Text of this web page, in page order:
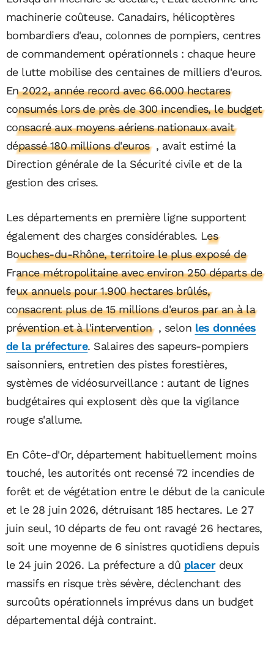
machinerie coûteuse. Canadairs, hélicoptères
bombardiers d'eau, colonnes de pompiers, centres
de commandement opérationnels : chaque heure
de lutte mobilise des centaines de milliers d'euros.
En 2022, année record avec 66.000 hectares
consumés lors de près de 300 incendies, le budget
consacré aux moyens aériens nationaux avait
dépassé 180 millions d'euros , avait estimé la
Direction générale de la Sécurité civile et de la
gestion des crises.
Les départements en première ligne supportent
également des charges considérables. Les
Bouches-du-Rhône, territoire le plus exposé de
France métropolitaine avec environ 250 départs de
feux annuels pour 1.900 hectares brûlés,
consacrent plus de 15 millions d'euros par an à la
prévention et à l'intervention , selon les données
de la préfecture. Salaires des sapeurs-pompiers
saisonniers, entretien des pistes forestières,
systèmes de vidéosurveillance : autant de lignes
budgétaires qui explosent dès que la vigilance
rouge s'allume.
En Côte-d'Or, département habituellement moins
touché, les autorités ont recensé 72 incendies de
forêt et de végétation entre le début de la canicule
et le 28 juin 2026, détruisant 185 hectares. Le 27
juin seul, 10 départs de feu ont ravagé 26 hectares,
soit une moyenne de 6 sinistres quotidiens depuis
le 24 juin 2026. La préfecture a dû placerdeux
massifs en risque très sévère, déclenchant des
surcoûts opérationnels imprévus dans un budget
départemental déjà contraint.